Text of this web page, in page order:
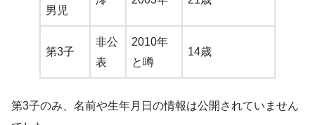
男児
第3子
非公
表
2010年
と噂
14歳
第3子のみ、名前や生年月日の情報は公開されていません